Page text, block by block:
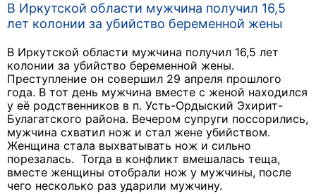
В Иркутской области мужчина получил 16,5
лет колонии за убийство беременной жены
В Иркутской области мужчина получил 16,5 лет
колонии за убийство беременной жены.
Преступление он совершил 29 апреля прошлого
года. В тот день мужчина вместе с женой находился
у её родственников в п. Усть-Ордыский Эхирит-
Булагатского района. Вечером супруги поссорились,
мужчина схватил нож и стал жене убийством.
Женщина стала выхватывать нож и сильно
порезалась. Тогда в конфликт вмешалась теща,
вместе женщины отобрали нож у мужчины, после
чего несколько раз ударили мужчину.